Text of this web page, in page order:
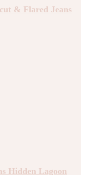
& Flared Jeans
Hidden Lagoon